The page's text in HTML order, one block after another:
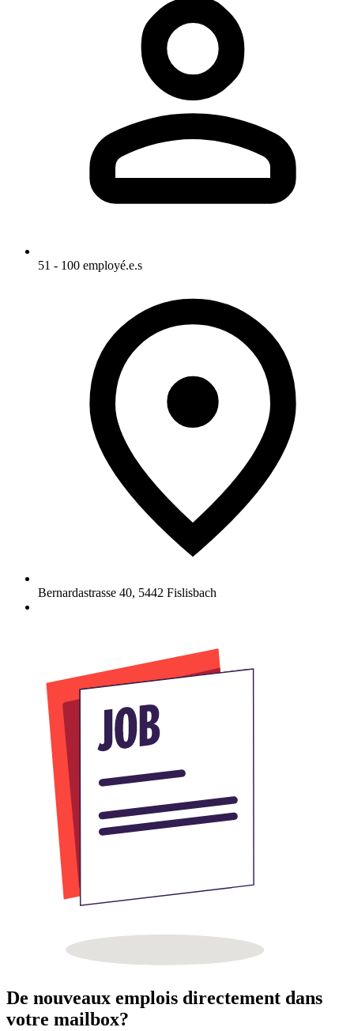
51 - 100 employé.e.s
Bernardastrasse 40, 5442 Fislisbach
De nouveaux emplois directement dans
votre mailbox?